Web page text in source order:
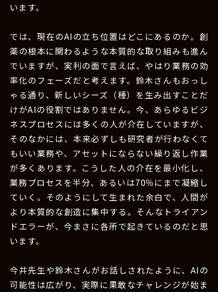
います。
では、現在のAIの立ち位置はどこにあるのか。創
薬の根本に関わるような本質的な取り組みも進ん
でいますが、実利の面で言えば、やはり業務の効
率化のフェーズだと考えます。鈴木さんもおっし
ゃる通り、新しいシーズ（種）を生み出すことだ
けがAIの役割ではありません。今、あらゆるビジ
ネスプロセスには多くの人が介在していますが、
そのなかには、本来必ずしも研究者が行わなくて
もいい業務や、アセットにならない繰り返し作業
が多くあります。こうした人の介在を最小化し、
業務プロセスを半分、あるいは70％にまで凝縮し
ていく。そのようにして生まれた余白で、人間が
より本質的な創造に集中する。そんなトライアン
ドエラーが、今まさに各所で起きているのだと思
います。
今井先生や鈴木さんがお話しされたように、AIの
可能性は広がり、実際に果敢なチャレンジが始ま